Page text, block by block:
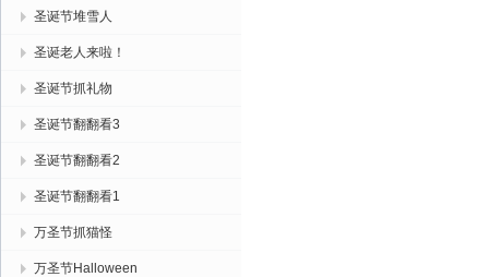
圣诞节堆雪人
圣诞老人来啦！
圣诞节抓礼物
圣诞节翻翻看3
圣诞节翻翻看2
圣诞节翻翻看1
万圣节抓猫怪
万圣节Halloween